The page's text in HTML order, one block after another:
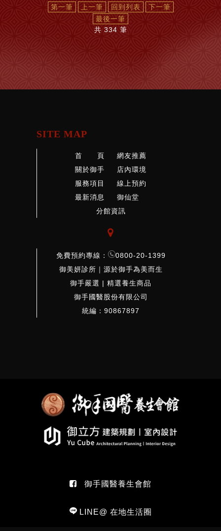
第一筆 上一筆 回到列表
下一筆
最後一筆
共 334 筆
SITE MAP
首 頁
網友推薦
關於御手
店內環境
服務項目
線上預約
最新消息
御仙堂
分館資訊

免費預約專線：
0800-20-1399
御美妍診所｜源於御手為美而生
御手嚴選 | 精選養生商品
御手國醫股份有限公司
統編：90867897
御手國醫養生會館
LINE@ 在地生活圈